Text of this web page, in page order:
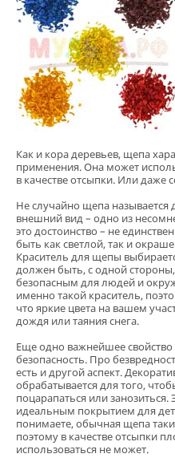
Как и кора деревьев, щепа
применения. Она может
в качестве отсыпки. Или даже
Не случайно щепа
внешний вид – одно из
это достоинство – не
быть как светлой, так и
Краситель для щепы
должен быть, с одной
безопасным для людей и
именно такой краситель,
что яркие цвета на вашем
дождя или таяния снега.
Еще одно важнейшее
безопасность. Про
есть и другой аспект.
обрабатывается для того,
поцарапаться или занозиться.
идеальным покрытием для
понимаете, обычная щепа
поэтому в качестве отсыпки
использоваться не может.